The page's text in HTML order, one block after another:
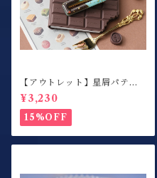
【アウトレット】星屑パティ
スリー / ヘアクリップ / チョ
コミント / 右側用
¥3,230
15%OFF